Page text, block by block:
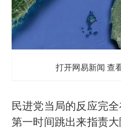
打开网易新闻 查
民进党当局的反应完
第一时间跳出来指责